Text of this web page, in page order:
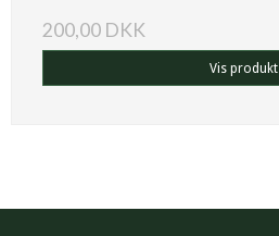
200,00 DKK
Vis produkt